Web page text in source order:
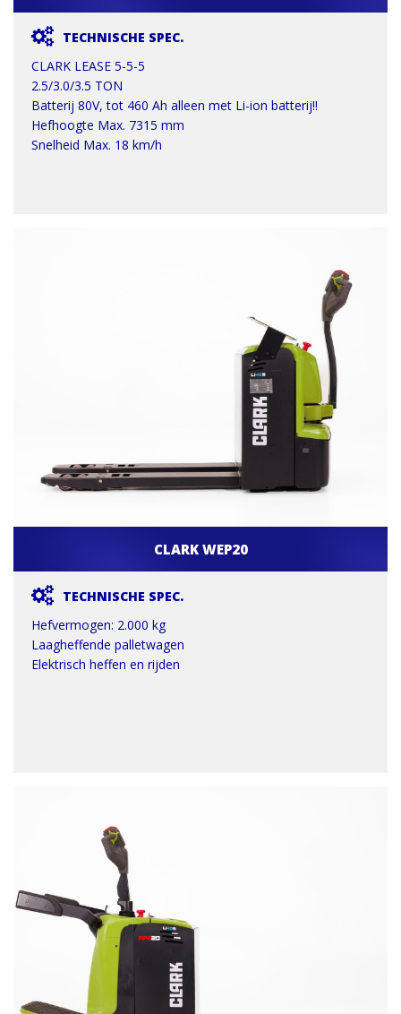
TECHNISCHE SPEC.
CLARK LEASE 5-5-5
2.5/3.0/3.5 TON
Batterij 80V, tot 460 Ah alleen met Li-ion batterij!!
Hefhoogte Max. 7315 mm
Snelheid Max. 18 km/h
CLARK WEP20
TECHNISCHE SPEC.
Hefvermogen: 2.000 kg
Laagheffende palletwagen
Elektrisch heffen en rijden